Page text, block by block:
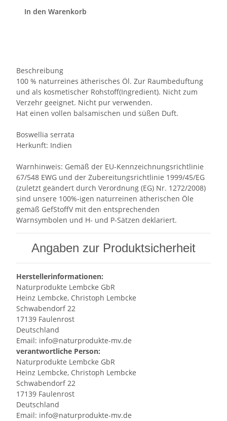
In den Warenkorb
Beschreibung
100 % naturreines ätherisches Öl. Zur Raumbeduftung
und als kosmetischer Rohstoff(Ingredient). Nicht zum
Verzehr geeignet. Nicht pur verwenden.
Hat einen vollen balsamischen und süßen Duft.
Boswellia serrata
Herkunft: Indien
Warnhinweis: Gemäß der EU-Kennzeichnungsrichtlinie
67/548 EWG und der Zubereitungsrichtlinie 1999/45/EG
(zuletzt geändert durch Verordnung (EG) Nr. 1272/2008)
sind unsere 100%-igen naturreinen ätherischen Öle
gemäß GefStoffV mit den entsprechenden
Warnsymbolen und H- und P-Sätzen deklariert.
Angaben zur Produktsicherheit
Herstellerinformationen:
Naturprodukte Lembcke GbR
Heinz Lembcke, Christoph Lembcke
Schwabendorf 22
17139 Faulenrost
Deutschland
Email: info@naturprodukte-mv.de
verantwortliche Person:
Naturprodukte Lembcke GbR
Heinz Lembcke, Christoph Lembcke
Schwabendorf 22
17139 Faulenrost
Deutschland
Email: info@naturprodukte-mv.de